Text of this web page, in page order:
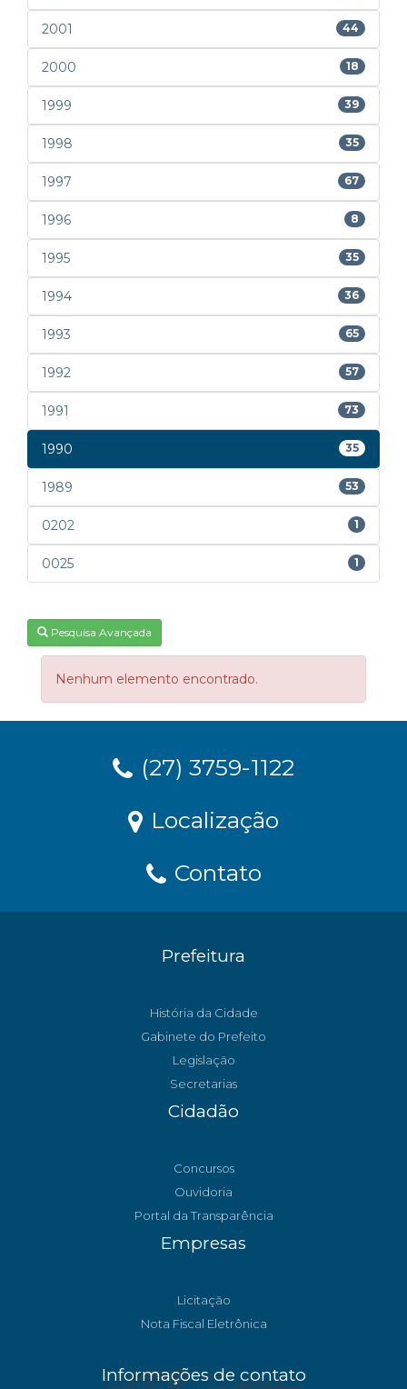
2001 44
2000 18
1999 39
1998 35
1997 67
1996 8
1995 35
1994 36
1993 65
1992 57
1991 73
1990 35
1989 53
0202 1
0025 1
Pesquisa Avançada
Nenhum elemento encontrado.
(27) 3759-1122
Localização
Contato
Prefeitura
História da Cidade
Gabinete do Prefeito
Legislação
Secretarias
Cidadão
Concursos
Ouvidoria
Portal da Transparência
Empresas
Licitação
Nota Fiscal Eletrônica
Informações de contato